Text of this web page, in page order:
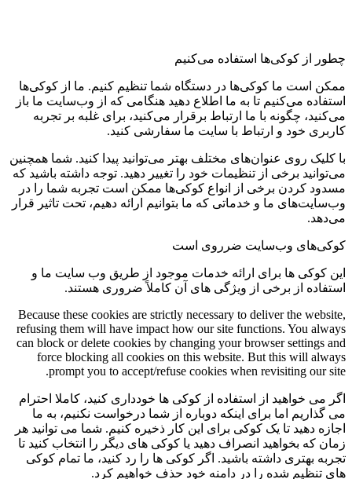
چطور از کوکی‌ها استفاده می‌کنیم
ممکن است ما کوکی‌ها در دستگاه شما تنظیم کنیم. ما از کوکی‌ها
استفاده می‌کنیم تا به ما اطلاع دهید هنگامی که از وب‌سایت ما باز
می‌کنید، چگونه با ما ارتباط برقرار می‌کنید، برای غلبه بر تجربه
کاربری خود و ارتباط با سایت ما سفارشی کنید.
با کلیک روی عنوان‌های مختلف بهتر می‌توانید پیدا کنید. شما همچنین
می‌توانید برخی از تنظیمات خود را تغییر دهید. توجه داشته باشید که
مسدود کردن برخی از انواع کوکی‌ها ممکن است تجربه شما را در
وب‌سایت‌های ما و خدماتی که ما بتوانیم ارائه دهیم، تحت تاثیر قرار
می‌دهد.
کوکی‌های وب‌سایت ضرروی است
این کوکی ها برای ارائه خدمات موجود از طریق وب سایت ما و
استفاده از برخی از ویژگی های آن کاملاً ضروری هستند.
Because these cookies are strictly necessary to deliver the website,
refusing them will have impact how our site functions. You always
can block or delete cookies by changing your browser settings and
force blocking all cookies on this website. But this will always
prompt you to accept/refuse cookies when revisiting our site.
اگر می خواهید از استفاده از کوکی ها خودداری کنید، کاملا احترام
می گذاریم اما برای اینکه دوباره از شما درخواست نکنیم، به ما
اجازه دهید تا یک کوکی برای این کار ذخیره کنیم. شما می توانید هر
زمان که بخواهید انصراف دهید یا کوکی های دیگر را انتخاب کنید تا
تجربه بهتری داشته باشید. اگر کوکی ها را رد کنید، ما تمام کوکی
های تنظیم شده را در دامنه خود حذف خواهیم کرد.